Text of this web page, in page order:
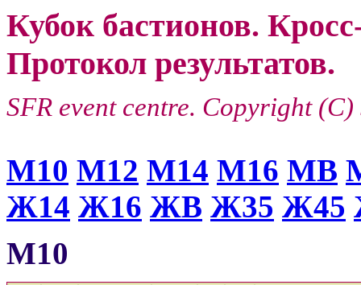
Кубок бастионов.
Протокол результатов.
SFR event centre. Copyright
М10 М12 М14 М16 МВ
Ж14 Ж16 ЖВ Ж35 Ж45
М10